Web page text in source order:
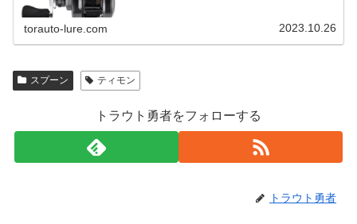
torauto-lure.com 2023.10.26
スプーン ティモン
トラウト勇者をフォローする
トラウト勇者